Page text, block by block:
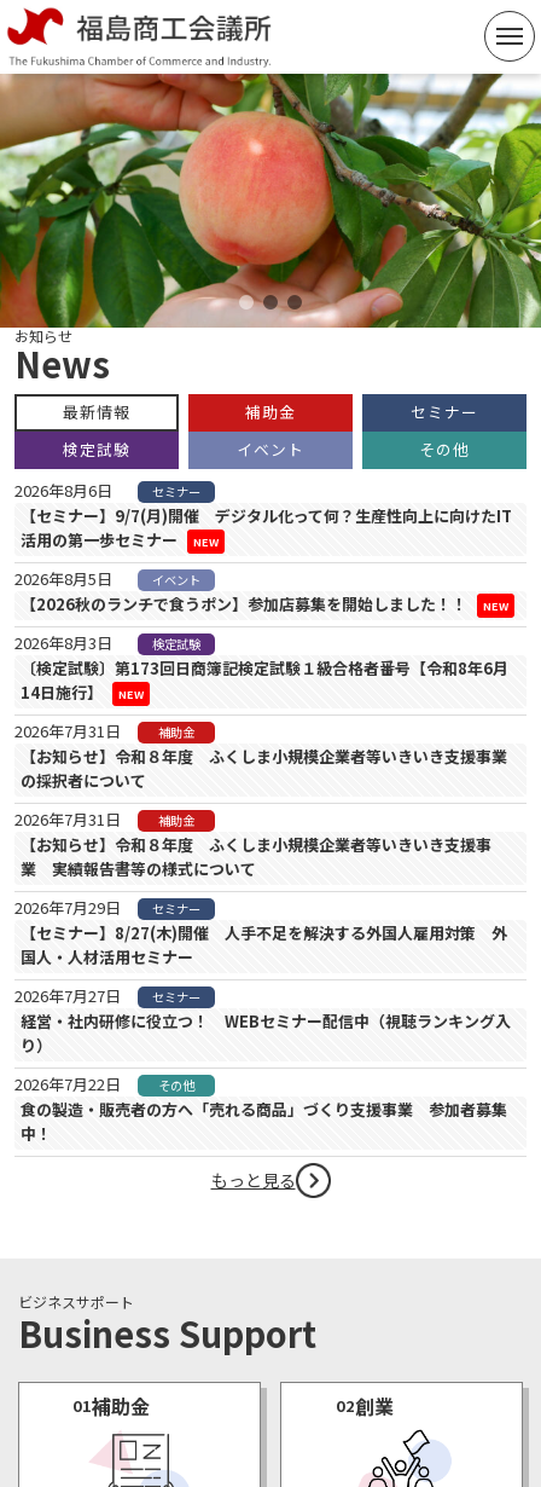
ン
テ
ン
ツ
へ
ス
キ
ッ
プお知らせ
News
最新情報 補助金
セミナー
検定試験
イベント
その他
2026年8月6日
セミナー
【セミナー】9/7(月)開催 デジタル化って何？生産性向上に向けたIT
活用の第一歩セミナー
NEW
2026年8月5日 イベント
【2026秋のランチで食うポン】参加店募集を開始しました！！ NEW
2026年8月3日 検定試験
〔検定試験〕第173回日商簿記検定試験１級合格者番号【令和8年6月
14日施行】
NEW
2026年7月31日 補助金
【お知らせ】令和８年度 ふくしま小規模企業者等いきいき支援事業
の採択者について
2026年7月31日
補助金
【お知らせ】令和８年度 ふくしま小規模企業者等いきいき支援事
業 実績報告書等の様式について
2026年7月29日
セミナー
【セミナー】8/27(木)開催 人手不足を解決する外国人雇用対策 外
国人・人材活用セミナー
2026年7月27日
セミナー
経営・社内研修に役立つ！ WEBセミナー配信中（視聴ランキング入
り）
2026年7月22日
その他
食の製造・販売者の方へ「売れる商品」づくり支援事業 参加者募集
中！
もっと見る
ビジネスサポート
Business Support
01補助金 02創業